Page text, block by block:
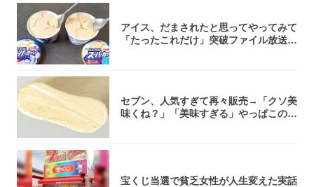
アイス、だまされたと思ってやってみて
「たったこれだけ」突破ファイル放送で
セブン、人気すぎて再々販売→「クソ美
味くね？」「美味すぎる」やっぱこのク
宝くじ当選で貧乏女性が人生変えた実話